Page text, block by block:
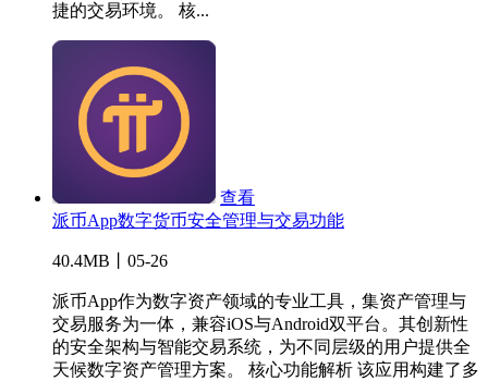
捷的交易环境。 核...
查看
派币App数字货币安全管理与交易功能
40.4MB丨05-26
派币App作为数字资产领域的专业工具，集资产管理与
交易服务为一体，兼容iOS与Android双平台。其创新性
的安全架构与智能交易系统，为不同层级的用户提供全
天候数字资产管理方案。 核心功能解析 该应用构建了多